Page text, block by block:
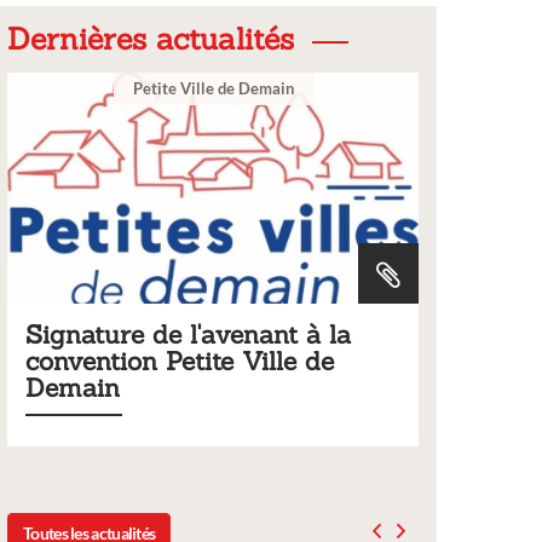
Dernières actualités
Ville
Tarifs 2026 des services
municipaux
Toutes les actualités